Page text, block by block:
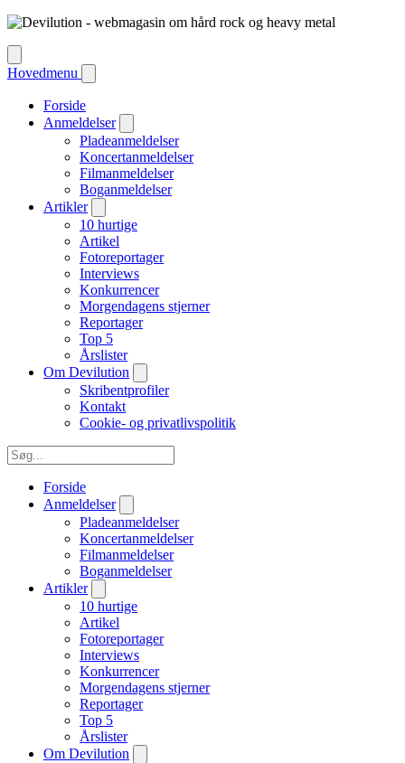
Hovedmenu
Forside
Anmeldelser
Pladeanmeldelser
Koncertanmeldelser
Filmanmeldelser
Boganmeldelser
Artikler
10 hurtige
Artikel
Fotoreportager
Interviews
Konkurrencer
Morgendagens stjerner
Reportager
Top 5
Årslister
Om Devilution
Skribentprofiler
Kontakt
Cookie- og privatlivspolitik
Forside
Anmeldelser
Pladeanmeldelser
Koncertanmeldelser
Filmanmeldelser
Boganmeldelser
Artikler
10 hurtige
Artikel
Fotoreportager
Interviews
Konkurrencer
Morgendagens stjerner
Reportager
Top 5
Årslister
Om Devilution